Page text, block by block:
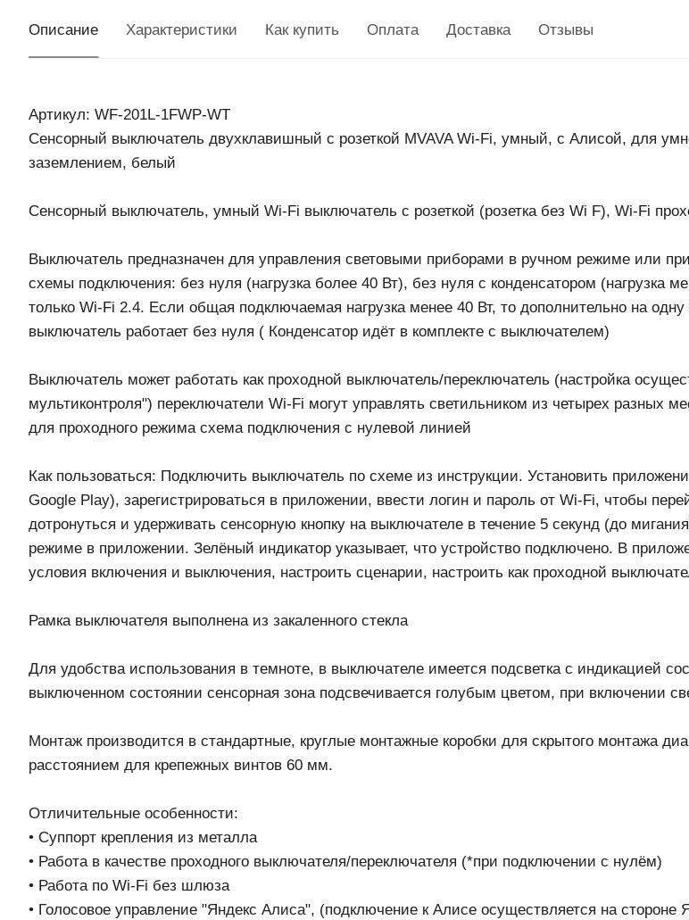
Описание Характеристики Как купить Оплата Доставка Отзывы
Артикул: WF-201L-1FWP-WT
Сенсорный выключатель двухклавишный с розеткой MVAVA Wi-Fi, умный, с Алисой, для
заземлением, белый
Сенсорный выключатель, умный Wi-Fi выключатель с розеткой (розетка без Wi F), Wi-Fi
Выключатель предназначен для управления световыми приборами в ручном режиме или
схемы подключения: без нуля (нагрузка более 40 Вт), без нуля с конденсатором
только Wi-Fi 2.4. Если общая подключаемая нагрузка менее 40 Вт, то дополнительно на
выключатель работает без нуля ( Конденсатор идёт в комплекте с выключателем)
Выключатель может работать как проходной выключатель/переключатель (настройка
мультиконтроля") переключатели Wi-Fi могут управлять светильником из четырех разных
для проходного режима схема подключения с нулевой линией
Как пользоваться: Подключить выключатель по схеме из инструкции. Установить
Google Play), зарегистрироваться в приложении, ввести логин и пароль от Wi-Fi, чтобы
дотронуться и удерживать сенсорную кнопку на выключателе в течение 5 секунд (до
режиме в приложении. Зелёный индикатор указывает, что устройство подключено. В
условия включения и выключения, настроить сценарии, настроить как проходной
Рамка выключателя выполнена из закаленного стекла
Для удобства использования в темноте, в выключателе имеется подсветка с индикацией
выключенном состоянии сенсорная зона подсвечивается голубым цветом, при включении
Монтаж производится в стандартные, круглые монтажные коробки для скрытого монтажа
расстоянием для крепежных винтов 60 мм.
Отличительные особенности:
• Суппорт крепления из металла
• Работа в качестве проходного выключателя/переключателя (*при подключении с нулём)
• Работа по Wi-Fi без шлюза
• Голосовое управление "Яндекс Алиса", (подключение к Алисе осуществляется на